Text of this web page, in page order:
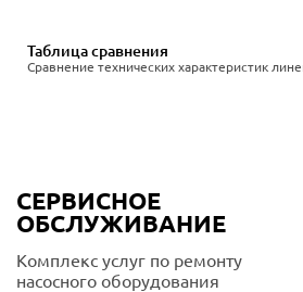
Сравнение технических характеристик
Таблица сравнения
СЕРВИСНОЕ
ОБСЛУЖИВАНИЕ
Комплекс услуг по ремонту
насосного оборудования